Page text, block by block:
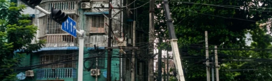
တ်ကင်းသည့် အန္တရာယ်ရှိသစ်ပင်သစ်ကိုင်းများကိုခုတ်ထွင်
င်းလင်းခဲ့ကြောင်း သိရသည်။
ပြင် ၃၃/၆ ဒသမ ၆ ကေဗွီ သစ်ချုပ်ဓာတ်အားခွဲရုံမှ မြေအောက်
ေဘယ်လ်ကြိုးဟောင်းများအားအသစ်လဲလှယ်ခြင်း၊ ဟောင်းနွမ်း
ေသည့် ၃၃ ကေဗွီ Spacer များအား အသစ်လဲလှယ်တပ်ဆင်ခြင်း
ကိုလည်းပြု လုပ်ခဲ့ကြကြောင်း သိရသည်။